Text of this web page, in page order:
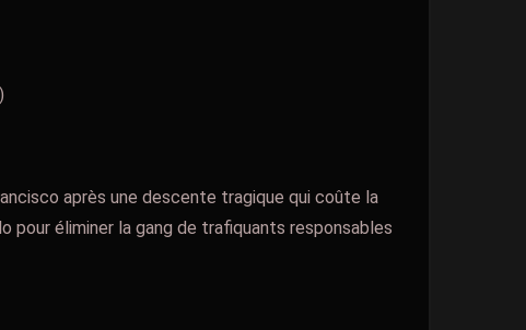
après une descente tragique qui coûte la
pour éliminer la gang de trafiquants responsables